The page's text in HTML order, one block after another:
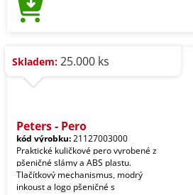
Skladem: 25.000 ks
Peters - Pero
kód výrobku:21127003000
Praktické kuličkové pero vyrobené z
pšeničné slámy a ABS plastu.
Tlačítkový mechanismus, modrý
inkoust a logo pšeničné s